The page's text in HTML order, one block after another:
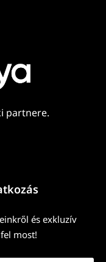
partnere.
és exkluzív
most!